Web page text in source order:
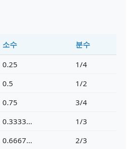
소수 분수
0.25
1/4
0.5
1/2
0.75
3/4
0.3333...
1/3
0.6667...
2/3